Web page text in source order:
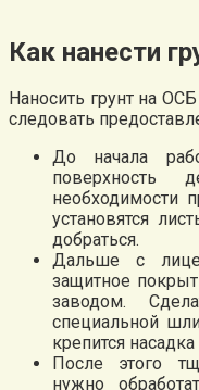
Как нанести
Наносить грунт на
следовать
До начала
поверхность
необходимости
установятся
добраться.
Дальше с
защитное
заводом.
специальной
крепится
После этого
нужно